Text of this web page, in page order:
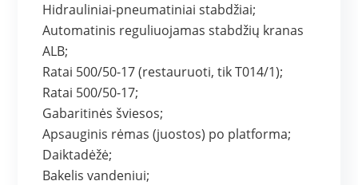
Hidrauliniai-pneumatiniai stabdžiai;
Automatinis reguliuojamas stabdžių kranas
ALB;
Ratai 500/50-17 (restauruoti, tik T014/1);
Ratai 500/50-17;
Gabaritinės šviesos;
Apsauginis rėmas (juostos) po platforma;
Daiktadėžė;
Bakelis vandeniui;